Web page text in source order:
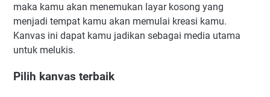
maka kamu akan menemukan layar kosong yang
menjadi tempat kamu akan memulai kreasi kamu.
Kanvas ini dapat kamu jadikan sebagai media utama
untuk melukis.
Pilih kanvas terbaik